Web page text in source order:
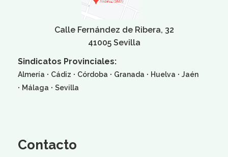
Calle Fernández de Ribera, 32
41005 Sevilla
Sindicatos Provinciales:
Almería · Cádiz · Córdoba · Granada · Huelva · Jaén
· Málaga · Sevilla
Contacto